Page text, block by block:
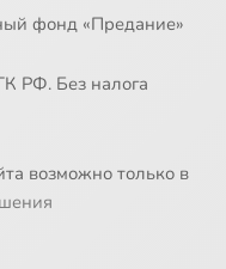
фонд «Предание»
РФ. Без налога
возможно только в